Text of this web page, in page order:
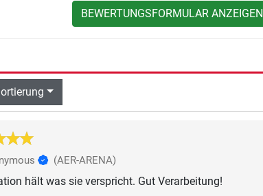
BEWERTUNGSFORMULAR ANZEIGEN
(AER-ARENA)
hält was sie verspricht. Gut Verarbeitung!